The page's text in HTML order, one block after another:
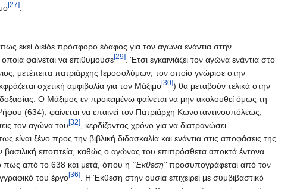
[27]
εκεί διείδε πρόσφορο έδαφος για τον αγώνα ενάντια στην
φαίνεται να επιθυμούσε[29]
. Έτσι εγκαινιάζει τον αγώνα ενάντια στο
μετέπειτα πατριάρχης Ιεροσολύμων, τον οποίο γνώρισε στην
σχετική αμφιβολία για τον Μάξιμο[30]) θα μεταβούν τελικά στην
Ο Μάξιμος εν προκειμένω φαίνεται να μην ακολουθεί όμως τη
(634), φαίνεται να επαινεί τον Πατριάρχη Κωνσταντινουπόλεως,
τον αγώνα του[32]
, κερδίζοντας χρόνο για να διατρανώσει
ξένο προς την βιβλική διδασκαλία και ενάντια στις αποφάσεις της
βασιλική εποπτεία, καθώς ο αγώνας του επιπρόσθετα αποκτά έντονα
πως από το 638 και μετά, όπου η "Έκθεση"προσυπογράφεται από τον
του έργο[36]
. Η Έκθεση στην ουσία επιχειρεί με συμβιβαστικό